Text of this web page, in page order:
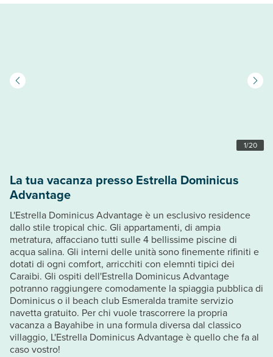
1/20
La tua vacanza presso Estrella Dominicus
Advantage
L'Estrella Dominicus Advantage è un esclusivo residence
dallo stile tropical chic. Gli appartamenti, di ampia
metratura, affacciano tutti sulle 4 bellissime piscine di
acqua salina. Gli interni delle unità sono finemente rifiniti e
dotati di ogni comfort, arricchiti con elemnti tipici dei
Caraibi. Gli ospiti dell'Estrella Dominicus Advantage
potranno raggiungere comodamente la spiaggia pubblica di
Dominicus o il beach club Esmeralda tramite servizio
navetta gratuito. Per chi vuole trascorrere la propria
vacanza a Bayahibe in una formula diversa dal classico
villaggio, L'Estrella Dominicus Advantage è quello che fa al
caso vostro!